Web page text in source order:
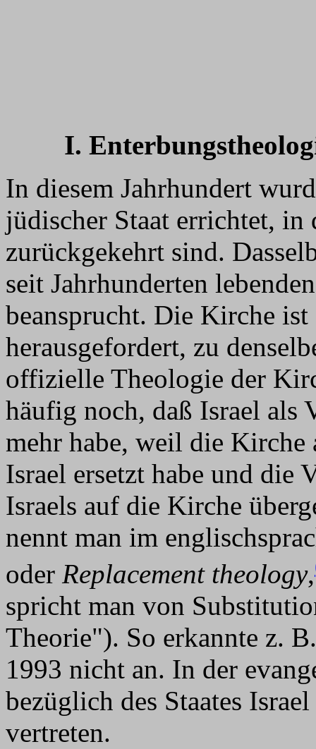
I.
In diesem Jahrhundert
jüdischer Staat errichtet, in
zurückgekehrt sind.
seit Jahrhunderten
beansprucht. Die Kirche
herausgefordert, zu
offizielle Theologie der
häufig noch, daß Israel
mehr habe, weil die Kirche
Israel ersetzt habe und die
Israels auf die Kirche
nennt man im
oder Replacement theology,
spricht man von
Theorie"). So erkannte z.
1993 nicht an. In der
bezüglich des Staates
vertreten.